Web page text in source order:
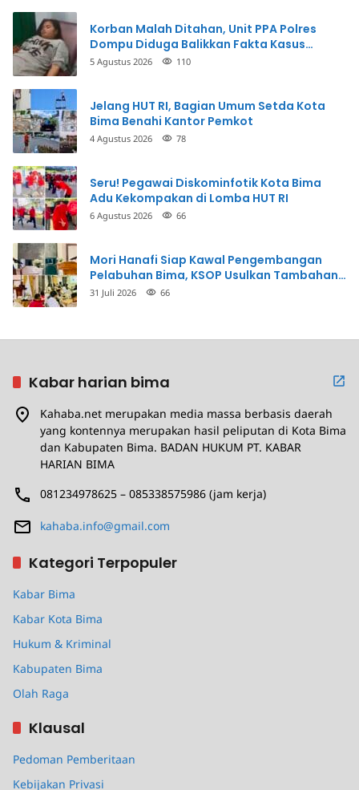
Korban Malah Ditahan, Unit PPA Polres
Dompu Diduga Balikkan Fakta Kasus
Penganiayaan
5 Agustus 2026 110
Jelang HUT RI, Bagian Umum Setda Kota
Bima Benahi Kantor Pemkot
4 Agustus 2026 78
Seru! Pegawai Diskominfotik Kota Bima
Adu Kekompakan di Lomba HUT RI
6 Agustus 2026 66
Mori Hanafi Siap Kawal Pengembangan
Pelabuhan Bima, KSOP Usulkan Tambahan
Dermaga Rp400 Miliar
31 Juli 2026 66
Kabar harian bima
Kahaba.net merupakan media massa berbasis daerah
yang kontennya merupakan hasil peliputan di Kota Bima
dan Kabupaten Bima. BADAN HUKUM PT. KABAR
HARIAN BIMA
081234978625 – 085338575986 (jam kerja)
kahaba.info@gmail.com
Kategori Terpopuler
Kabar Bima
Kabar Kota Bima
Hukum & Kriminal
Kabupaten Bima
Olah Raga
Klausal
Pedoman Pemberitaan
Kebijakan Privasi